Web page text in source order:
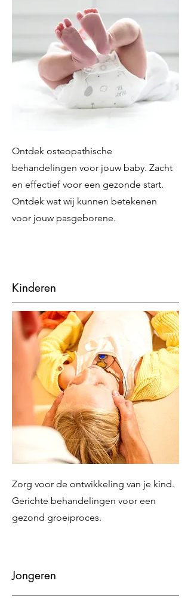
Ontdek osteopathische
behandelingen voor jouw baby. Zacht
en effectief voor een gezonde start.
Ontdek wat wij kunnen betekenen
voor jouw pasgeborene.
Kinderen
Zorg voor de ontwikkeling van je kind.
Gerichte behandelingen voor een
gezond groeiproces.
Jongeren